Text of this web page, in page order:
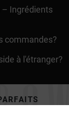
– Ingrédients
commandes?
à l'étranger?